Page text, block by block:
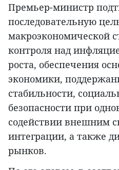
Премьер-министр
последовательную
макроэкономической
контроля над
роста, обеспечения
экономики,
стабильности,
безопасности при
содействии внешним
интеграции, а также
рынков.